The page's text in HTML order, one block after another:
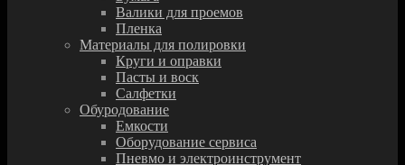
Валики для проемов
Пленка
Материалы для полировки
Круги и оправки
Пасты и воск
Салфетки
Обуродование
Емкости
Оборудование сервиса
Пневмо и электроинструмент